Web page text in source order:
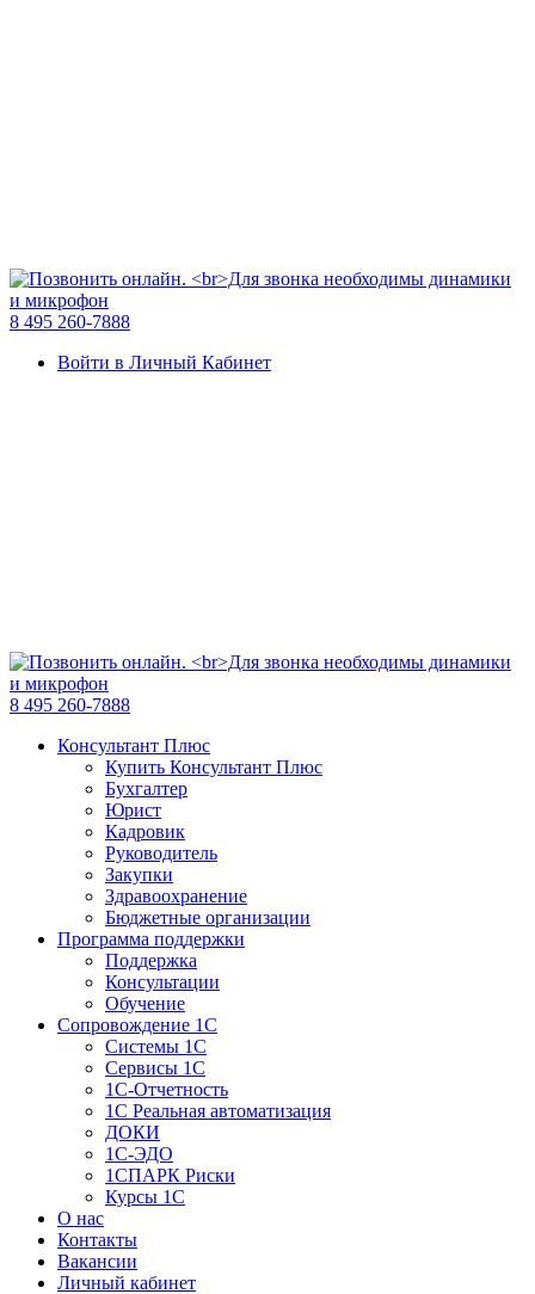
8 495 260-7888
Войти в Личный Кабинет
8 495 260-7888
Консультант Плюс
Купить Консультант Плюс
Бухгалтер
Юрист
Кадровик
Руководитель
Закупки
Здравоохранение
Бюджетные организации
Программа поддержки
Поддержка
Консультации
Обучение
Сопровождение 1С
Системы 1С
Сервисы 1С
1C-Отчетность
1С Реальная автоматизация
ДОКИ
1C-ЭДО
1СПАРК Риски
Курсы 1С
О нас
Контакты
Вакансии
Личный кабинет